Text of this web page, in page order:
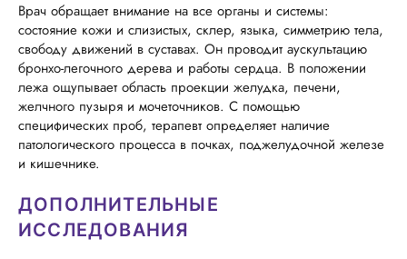
Врач обращает внимание на все органы и системы:
состояние кожи и слизистых, склер, языка, симметрию тела,
свободу движений в суставах. Он проводит аускультацию
бронхо-легочного дерева и работы сердца. В положении
лежа ощупывает область проекции желудка, печени,
желчного пузыря и мочеточников. С помощью
специфических проб, терапевт определяет наличие
патологического процесса в почках, поджелудочной железе
и кишечнике.
ДОПОЛНИТЕЛЬНЫЕ
ИССЛЕДОВАНИЯ